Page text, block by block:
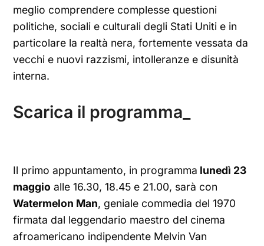
meglio comprendere complesse questioni
politiche, sociali e culturali degli Stati Uniti e in
particolare la realtà nera, fortemente vessata da
vecchi e nuovi razzismi, intolleranze e disunità
interna.
Scarica il programma_
Il primo appuntamento, in programma lunedì 23
maggio alle 16.30, 18.45 e 21.00, sarà con
Watermelon Man, geniale commedia del 1970
firmata dal leggendario maestro del cinema
afroamericano indipendente Melvin Van